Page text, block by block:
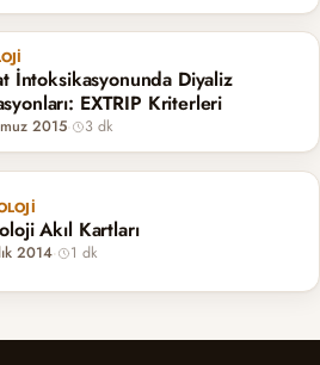
İntoksikasyonunda Diyaliz
EXTRIP Kriterleri
2015· 3 dk
Akıl Kartları
2014· 1 dk